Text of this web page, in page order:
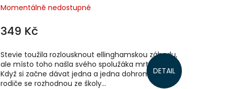
Momentálně nedostupné
349 Kč
DETAIL
Stevie toužila rozlousknout ellinghamskou záhadu,
ale místo toho našla svého spolužáka mrtvého.
Když si začne dávat jedna a jedna dohromady, její
rodiče se rozhodnou ze školy...